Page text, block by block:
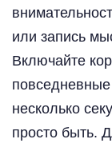
или запись
Включайте
несколько
просто быть.